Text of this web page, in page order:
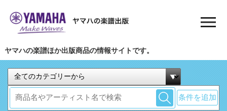
ヤマハの楽譜ほか出版商品の情報サイトです。
条件を追加